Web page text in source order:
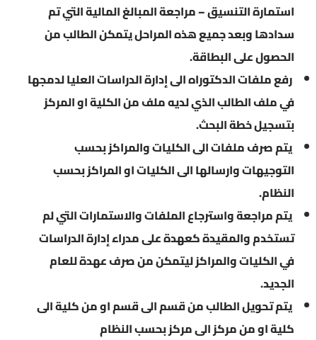
استمارة التنسيق – مراجعة المبالغ المالية التي تم
سدادها وبعد جميع هذه المراحل يتمكن الطالب من
الحصول على البطاقة.
رفع ملفات الدكتوراه الى إدارة الدراسات العليا لدمجها
في ملف الطالب الذي لديه ملف من الكلية او المركز
بتسجيل خطة البحث.
يتم صرف ملفات الى الكليات والمراكز بحسب
التوجيهات وارسالها الى الكليات او المراكز بحسب
النظام.
يتم مراجعة واسترجاع الملفات والاستمارات التي لم
تستخدم والمقيدة كعهدة على مدراء إدارة الدراسات
في الكليات والمراكز ليتمكن من صرف عهدة للعام
الجديد.
يتم تحويل الطالب من قسم الى قسم او من كلية الى
كلية او من مركز الى مركز بحسب النظام